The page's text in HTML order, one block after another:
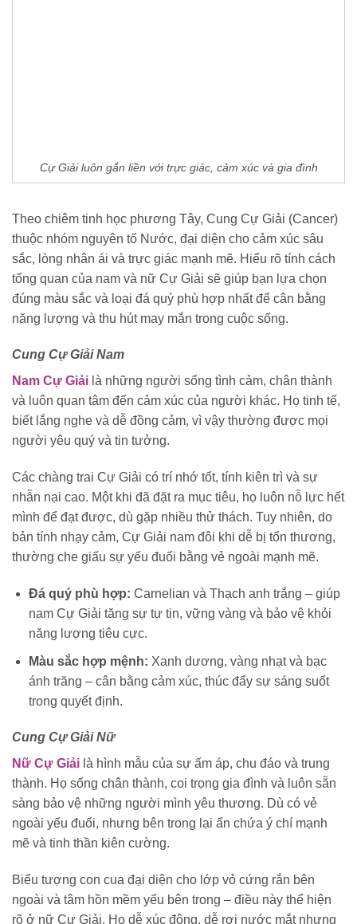
Cự Giải luôn gắn liền với trực giác, cảm xúc và gia đình
Theo chiêm tinh học phương Tây, Cung Cự Giải (Cancer)
thuộc nhóm nguyên tố Nước, đại diện cho cảm xúc sâu
sắc, lòng nhân ái và trực giác mạnh mẽ. Hiểu rõ tính cách
tổng quan của nam và nữ Cự Giải sẽ giúp bạn lựa chọn
đúng màu sắc và loại đá quý phù hợp nhất để cân bằng
năng lượng và thu hút may mắn trong cuộc sống.
Cung Cự Giải Nam
Nam Cự Giải là những người sống tình cảm, chân thành
và luôn quan tâm đến cảm xúc của người khác. Họ tinh tế,
biết lắng nghe và dễ đồng cảm, vì vậy thường được mọi
người yêu quý và tin tưởng.
Các chàng trai Cự Giải có trí nhớ tốt, tính kiên trì và sự
nhẫn nại cao. Một khi đã đặt ra mục tiêu, họ luôn nỗ lực hết
mình để đạt được, dù gặp nhiều thử thách. Tuy nhiên, do
bản tính nhạy cảm, Cự Giải nam đôi khi dễ bị tổn thương,
thường che giấu sự yếu đuối bằng vẻ ngoài mạnh mẽ.
Đá quý phù hợp: Carnelian và Thạch anh trắng – giúp
nam Cự Giải tăng sự tự tin, vững vàng và bảo vệ khỏi
năng lượng tiêu cực.
Màu sắc hợp mệnh: Xanh dương, vàng nhạt và bạc
ánh trăng – cân bằng cảm xúc, thúc đẩy sự sáng suốt
trong quyết định.
Cung Cự Giải Nữ
Nữ Cự Giải là hình mẫu của sự ấm áp, chu đáo và trung
thành. Họ sống chân thành, coi trọng gia đình và luôn sẵn
sàng bảo vệ những người mình yêu thương. Dù có vẻ
ngoài yếu đuối, nhưng bên trong lại ẩn chứa ý chí mạnh
mẽ và tinh thần kiên cường.
Biểu tượng con cua đại diện cho lớp vỏ cứng rắn bên
ngoài và tâm hồn mềm yếu bên trong – điều này thể hiện
rõ ở nữ Cự Giải. Họ dễ xúc động, dễ rơi nước mắt nhưng